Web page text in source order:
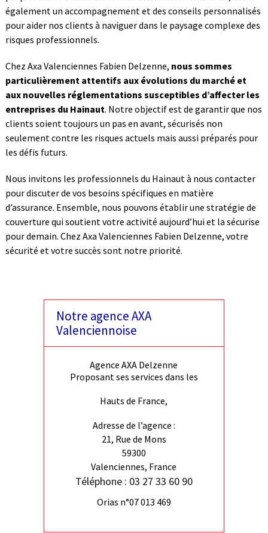
également un accompagnement et des conseils personnalisés
pour aider nos clients à naviguer dans le paysage complexe des
risques professionnels.
Chez Axa Valenciennes Fabien Delzenne, nous sommes
particulièrement attentifs aux évolutions du marché et
aux nouvelles réglementations susceptibles d’affecter les
entreprises du Hainaut. Notre objectif est de garantir que nos
clients soient toujours un pas en avant, sécurisés non
seulement contre les risques actuels mais aussi préparés pour
les défis futurs.
Nous invitons les professionnels du Hainaut à nous contacter
pour discuter de vos besoins spécifiques en matière
d’assurance. Ensemble, nous pouvons établir une stratégie de
couverture qui soutient votre activité aujourd’hui et la sécurise
pour demain. Chez Axa Valenciennes Fabien Delzenne, votre
sécurité et votre succès sont notre priorité.
Notre agence AXA
Valenciennoise
Agence AXA Delzenne
Proposant ses services dans les
Hauts de France,
Adresse de l’agence :
21, Rue de Mons
59300
Valenciennes, France
Téléphone : 03 27 33 60 90
Orias n°07 013 469